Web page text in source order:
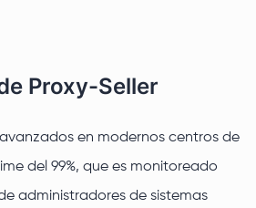
Proxy-Seller
en modernos centros de
del 99%, que es monitoreado
administradores de sistemas